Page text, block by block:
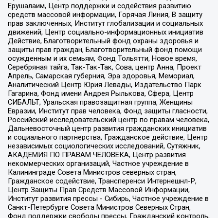
Ерушалаим, Центр поддержки и содействия развитию
средств массовой информации, Горячая Линия, В защиту
прав заключенных, Институт глобализации и социальных
движений, Центр социально-информационных инициатив
Действие, Благотворительный фонд охраны здоровья и
защиты прав граждан, Благотворительный фонд помощи
осужденным и их семьям, Фонд Тольятти, Новое время,
Серебряная тайга, Так-Так-Так, Сова, центр Анна, Проект
Апрель, Самарская губерния, Эра здоровья, Мемориал,
Аналитический Центр Юрия Левады, Издательство Парк
Гагарина, Фонд имени Андрея Рылькова, Сфера, Центр
СИБАЛЬТ, Уральская правозащитная группа, Женщины
Евразии, Институт прав человека, Фонд защиты гласности,
Российский исследовательский центр по правам человека,
Дальневосточный центр развития гражданских инициатив
и социального партнерства, Гражданское действие, Центр
независимых социологических исследований, Сутяжник,
АКАДЕМИЯ ПО ПРАВАМ ЧЕЛОВЕКА, Центр развития
некоммерческих организаций, Частное учреждение в
Калининграде Совета Министров северных стран,
Гражданское содействие, Трансперенси Интернешнл-Р,
Центр Защиты Прав Средств Массовой Информации,
Институт развития прессы - Сибирь, Частное учреждение в
Санкт-Петербурге Совета Министров Северных Стран,
Фонд поддержки свободы прессы, Гражданский контроль,